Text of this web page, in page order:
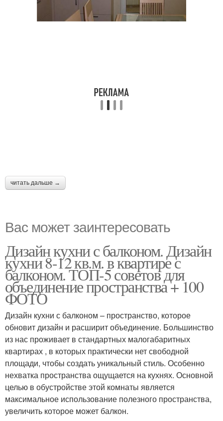
читать дальше →
Вас может заинтересовать
Дизайн кухни с балконом. Дизайн
кухни 8-12 кв.м. в квартире с
балконом. ТОП-5 советов для
объединение пространства + 100
ФОТО
Дизайн кухни с балконом – пространство, которое
обновит дизайн и расширит объединение. Большинство
из нас проживает в стандартных малогабаритных
квартирах , в которых практически нет свободной
площади, чтобы создать уникальный стиль. Особенно
нехватка пространства ощущается на кухнях. Основной
целью в обустройстве этой комнаты является
максимальное использование полезного пространства,
увеличить которое может балкон.